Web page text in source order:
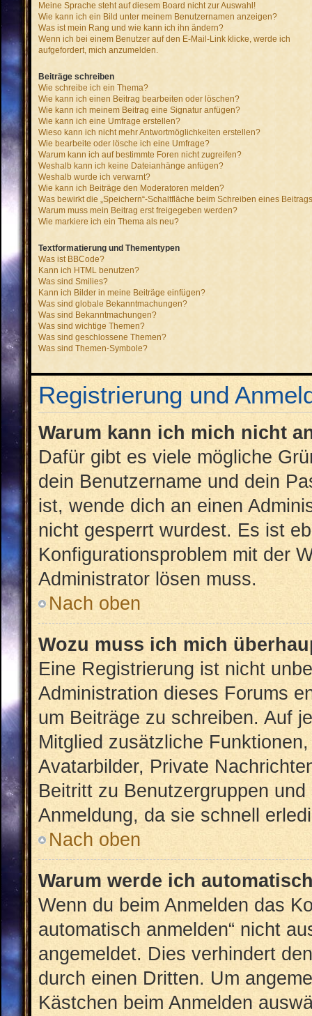
Meine Sprache steht auf diesem Board nicht zur Auswahl!
Wie kann ich ein Bild unter meinem Benutzernamen anzeigen?
Was ist mein Rang und wie kann ich ihn ändern?
Wenn ich bei einem Benutzer auf den E-Mail-Link klicke, werde ich
aufgefordert, mich anzumelden.
Beiträge schreiben
Wie schreibe ich ein Thema?
Wie kann ich einen Beitrag bearbeiten oder löschen?
Wie kann ich meinem Beitrag eine Signatur anfügen?
Wie kann ich eine Umfrage erstellen?
Wieso kann ich nicht mehr Antwortmöglichkeiten erstellen?
Wie bearbeite oder lösche ich eine Umfrage?
Warum kann ich auf bestimmte Foren nicht zugreifen?
Weshalb kann ich keine Dateianhänge anfügen?
Weshalb wurde ich verwarnt?
Wie kann ich Beiträge den Moderatoren melden?
Was bewirkt die „Speichern“-Schaltfläche beim Schreiben eines
Warum muss mein Beitrag erst freigegeben werden?
Wie markiere ich ein Thema als neu?
Textformatierung und Thementypen
Was ist BBCode?
Kann ich HTML benutzen?
Was sind Smilies?
Kann ich Bilder in meine Beiträge einfügen?
Was sind globale Bekanntmachungen?
Was sind Bekanntmachungen?
Was sind wichtige Themen?
Was sind geschlossene Themen?
Was sind Themen-Symbole?
Registrierung und
Warum kann ich mich nicht
Dafür gibt es viele mögliche
dein Benutzername und dein
ist, wende dich an einen
nicht gesperrt wurdest. Es ist
Konfigurationsproblem mit der
Administrator lösen muss.
Nach oben
Wozu muss ich mich
Eine Registrierung ist nicht
Administration dieses Forums
um Beiträge zu schreiben. Auf
Mitglied zusätzliche
Avatarbilder, Private
Beitritt zu Benutzergruppen
Anmeldung, da sie schnell
Nach oben
Warum werde ich
Wenn du beim Anmelden das
automatisch anmelden“ nicht
angemeldet. Dies verhindert
durch einen Dritten. Um
Kästchen beim Anmelden